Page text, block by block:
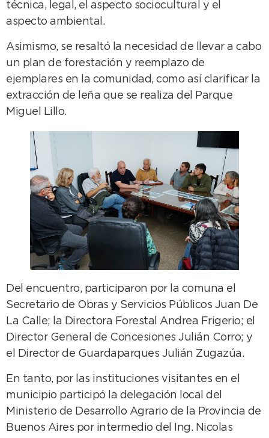
técnica, legal, el aspecto sociocultural y el
aspecto ambiental.
Asimismo, se resaltó la necesidad de llevar a cabo
un plan de forestación y reemplazo de
ejemplares en la comunidad, como así clarificar la
extracción de leña que se realiza del Parque
Miguel Lillo.
Del encuentro, participaron por la comuna el
Secretario de Obras y Servicios Públicos Juan De
La Calle; la Directora Forestal Andrea Frigerio; el
Director General de Concesiones Julián Corro; y
el Director de Guardaparques Julián Zugazúa.
En tanto, por las instituciones visitantes en el
municipio participó la delegación local del
Ministerio de Desarrollo Agrario de la Provincia de
Buenos Aires por intermedio del Ing. Nicolas